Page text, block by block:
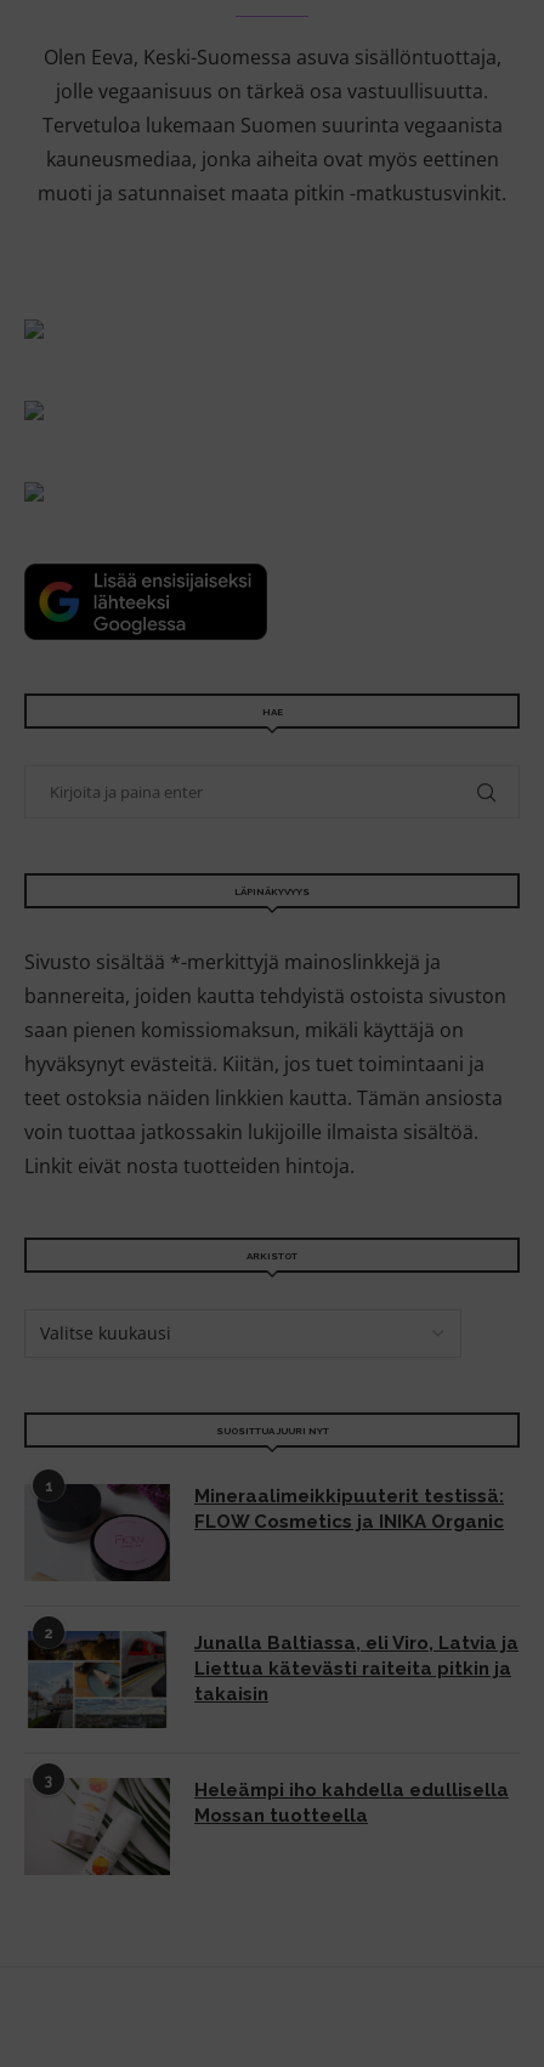
Olen Eeva, Keski-Suomessa asuva sisällöntuottaja,
jolle vegaanisuus on tärkeä osa vastuullisuutta.
Tervetuloa lukemaan Suomen suurinta vegaanista
kauneusmediaa, jonka aiheita ovat myös eettinen
muoti ja satunnaiset maata pitkin -matkustusvinkit.
HAE
LÄPINÄKYVYYS
Sivusto sisältää *-merkittyjä mainoslinkkejä ja
bannereita, joiden kautta tehdyistä ostoista sivuston
saan pienen komissiomaksun, mikäli käyttäjä on
hyväksynyt evästeitä. Kiitän, jos tuet toimintaani ja
teet ostoksia näiden linkkien kautta. Tämän ansiosta
voin tuottaa jatkossakin lukijoille ilmaista sisältöä.
Linkit eivät nosta tuotteiden hintoja.
ARKISTOT
SUOSITTUA JUURI NYT
1
Mineraalimeikkipuuterit testissä:
FLOW Cosmetics ja INIKA Organic
2
Junalla Baltiassa, eli Viro, Latvia ja
Liettua kätevästi raiteita pitkin ja
takaisin
3
Heleämpi iho kahdella edullisella
Mossan tuotteella